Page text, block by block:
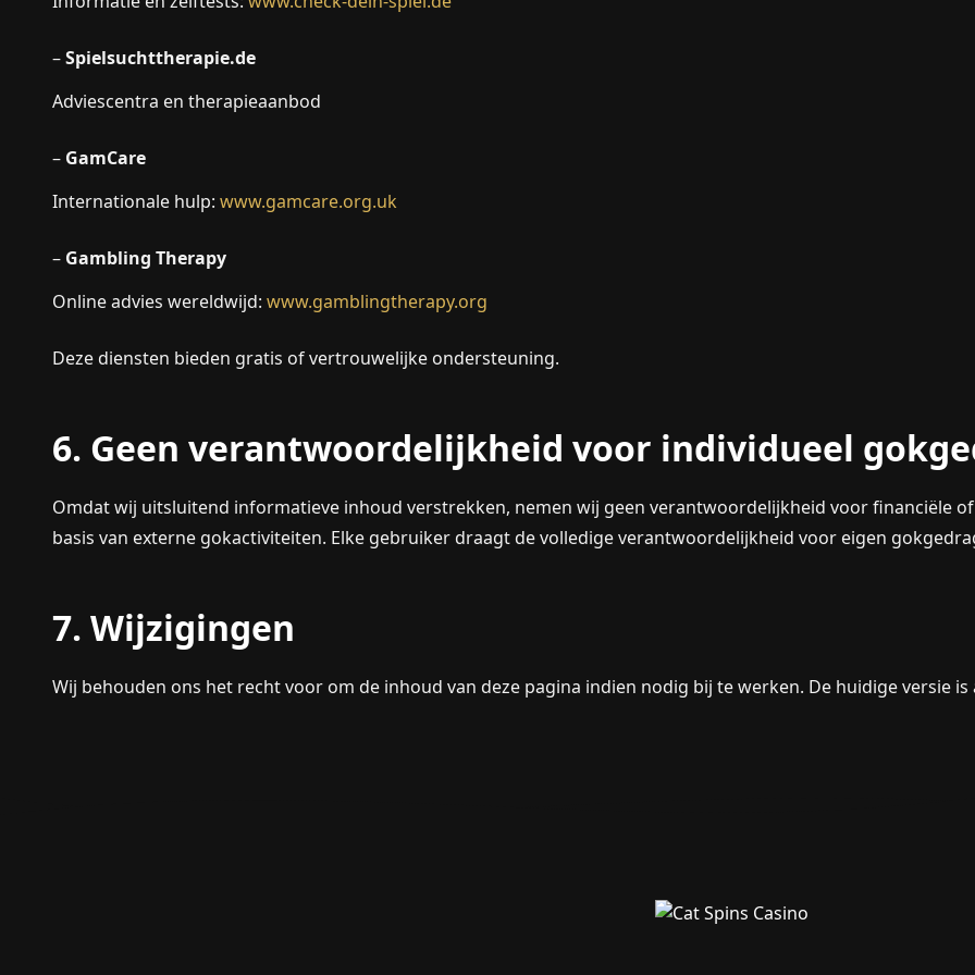
–Spielsuchttherapie.de
Adviescentra en therapieaanbod
– GamCare
Internationale hulp: www.gamcare.org.uk
– Gambling Therapy
Online advies wereldwijd: www.gamblingtherapy.org
Deze diensten bieden gratis of vertrouwelijke ondersteuning.
6. Geen verantwoordelijkheid voor individueel
Omdat wij uitsluitend informatieve inhoud verstrekken, nemen wij geen verantwoordelijkheid voor financiële
basis van externe gokactiviteiten. Elke gebruiker draagt de volledige verantwoordelijkheid voor eigen
7. Wijzigingen
Wij behouden ons het recht voor om de inhoud van deze pagina indien nodig bij te werken. De huidige versie